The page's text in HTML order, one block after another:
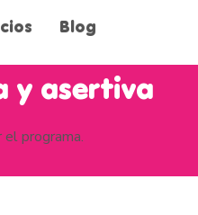
Blog
y asertiva
programa.